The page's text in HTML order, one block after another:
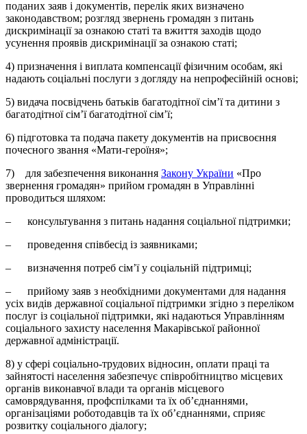
поданих заяв і документів, перелік яких визначено
законодавством; розгляд звернень громадян з питань
дискримінації за ознакою статі та вжиття заходів щодо
усунення проявів дискримінації за ознакою статі;
4) призначення і виплата компенсації фізичним особам, які
надають соціальні послуги з догляду на непрофесійній основі;
5) видача посвідчень батьків багатодітної сім’ї та дитини з
багатодітної сім’ї багатодітної сім’ї;
6) підготовка та подача пакету документів на присвоєння
почесного звання «Мати-героїня»;
7) для забезпечення виконання Закону України «Про
звернення громадян» прийом громадян в Управлінні
проводиться шляхом:
– консультування з питань надання соціальної підтримки;
– проведення співбесід із заявниками;
– визначення потреб сім’ї у соціальній підтримці;
– прийому заяв з необхідними документами для надання
усіх видів державної соціальної підтримки згідно з переліком
послуг із соціальної підтримки, які надаються Управлінням
соціального захисту населення Макарівської районної
державної адміністрації.
8) у сфері соціально-трудових відносин, оплати праці та
зайнятості населення забезпечує співробітництво місцевих
органів виконавчої влади та органів місцевого
самоврядування, профспілками та їх об’єднаннями,
організаціями роботодавців та їх об’єднаннями, сприяє
розвитку соціального діалогу;